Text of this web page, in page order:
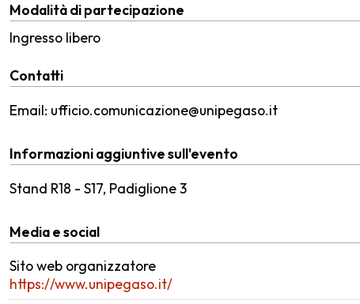
Modalità di partecipazione
Ingresso libero
Contatti
Email: ufficio.comunicazione@unipegaso.it
Informazioni aggiuntive sull'evento
Stand R18 - S17, Padiglione 3
Media e social
Sito web organizzatore
https://www.unipegaso.it/